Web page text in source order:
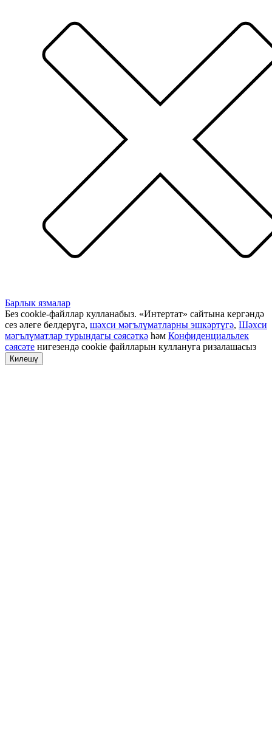
Барлык язмалар
Без cookie-файллар кулланабыз. «Интертат» сайтына кергәндә
сез әлеге белдерүгә, шәхси мәгълүматларны эшкәртүгә, Шәхси
мәгълүматлар турындагы сәясәткә һәм Конфиденциальлек
сәясәте нигезендә cookie файлларын куллануга ризалашасыз
Килешү